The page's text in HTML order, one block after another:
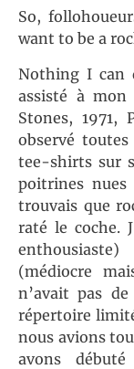
So,
want to be a
Nothing I can
assisté à
Stones, 1971,
observé
tee-shirts sur
poitrines nues
trouvais que
raté le coche.
(médiocre
n’avait pas
répertoire
nous avions
avons